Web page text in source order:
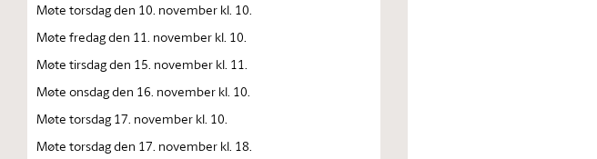
Møte torsdag den 10. november kl. 10.
Møte fredag den 11. november kl. 10.
Møte tirsdag den 15. november kl. 11.
Møte onsdag den 16. november kl. 10.
Møte torsdag 17. november kl. 10.
Møte torsdag den 17. november kl. 18.